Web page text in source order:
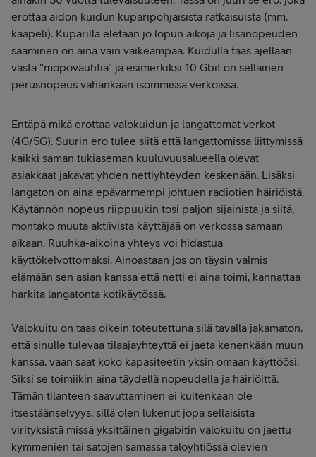
erottaa aidon kuidun kuparipohjaisista ratkaisuista (mm.
kaapeli). Kuparilla eletään jo lopun aikoja ja lisänopeuden
saaminen on aina vain vaikeampaa. Kuidulla taas ajellaan
vasta "mopovauhtia" ja esimerkiksi 10 Gbit on sellainen
perusnopeus vähänkään isommissa verkoissa.
Entäpä mikä erottaa valokuidun ja langattomat verkot
(4G/5G). Suurin ero tulee siitä että langattomissa liittymissä
kaikki saman tukiaseman kuuluvuusalueella olevat
asiakkaat jakavat yhden nettiyhteyden keskenään. Lisäksi
langaton on aina epävarmempi johtuen radiotien häiriöistä.
Käytännön nopeus riippuukin tosi paljon sijainista ja siitä,
montako muuta aktiivista käyttäjää on verkossa samaan
aikaan. Ruuhka-aikoina yhteys voi hidastua
käyttökelvottomaksi. Ainoastaan jos on täysin valmis
elämään sen asian kanssa että netti ei aina toimi, kannattaa
harkita langatonta kotikäytössä.
Valokuitu on taas oikein toteutettuna silä tavalla jakamaton,
että sinulle tulevaa tilaajayhteyttä ei jaeta kenenkään muun
kanssa, vaan saat koko kapasiteetin yksin omaan käyttöösi.
Siksi se toimiikin aina täydellä nopeudella ja häiriöittä.
Tämän tilanteen saavuttaminen ei kuitenkaan ole
itsestäänselvyys, sillä olen lukenut jopa sellaisista
virityksistä missä yksittäinen gigabitin valokuitu on jaettu
kymmenien tai satojen samassa taloyhtiössä olevien